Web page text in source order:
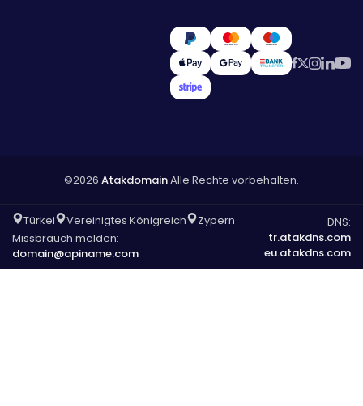
©2026 AtakdomainAlle Rechte vorbehalten.
Türkei Vereinigtes Königreich
Zypern
Missbrauch melden:
domain@apiname.com
DNS:
tr.atakdns.com
eu.atakdns.com